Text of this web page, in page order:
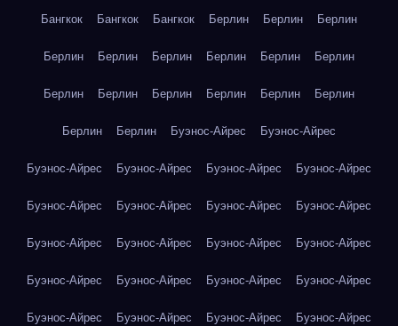
Бангкок Бангкок Бангкок Берлин Берлин Берлин
Берлин Берлин Берлин Берлин Берлин Берлин
Берлин Берлин Берлин Берлин Берлин Берлин
Берлин Берлин Буэнос-Айрес Буэнос-Айрес
Буэнос-Айрес Буэнос-Айрес Буэнос-Айрес Буэнос-Айрес
Буэнос-Айрес Буэнос-Айрес Буэнос-Айрес Буэнос-Айрес
Буэнос-Айрес Буэнос-Айрес Буэнос-Айрес Буэнос-Айрес
Буэнос-Айрес Буэнос-Айрес Буэнос-Айрес Буэнос-Айрес
Буэнос-Айрес Буэнос-Айрес Буэнос-Айрес Буэнос-Айрес